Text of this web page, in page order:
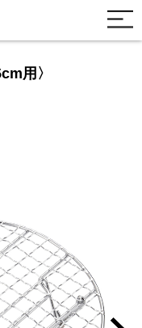
用〉